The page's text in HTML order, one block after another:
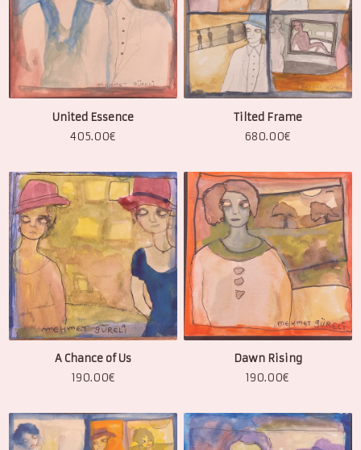
United Essence
405.00€
Tilted Frame
680.00€
A Chance of Us
190.00€
Dawn Rising
190.00€